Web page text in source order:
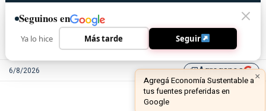
6/8/2026 library_addAgreganos ×
Agregá Economía Sustentable a
tus fuentes preferidas en
Google
Seguinos en
Ya lo hice Más tarde Seguir